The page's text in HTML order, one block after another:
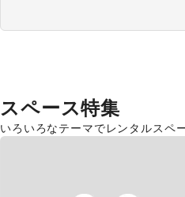
スペース特集
いろいろなテーマでレンタルスペ